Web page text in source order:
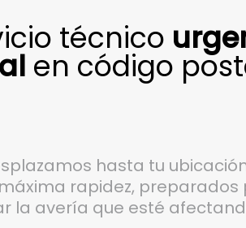
técnico
en código
hasta tu
rapidez, preparados
la avería que esté